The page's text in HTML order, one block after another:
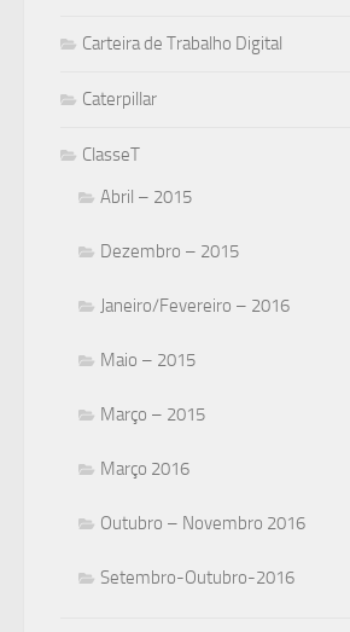
Carteira de Trabalho Digital
Caterpillar
ClasseT
Abril – 2015
Dezembro – 2015
Janeiro/Fevereiro – 2016
Maio – 2015
Março – 2015
Março 2016
Outubro – Novembro 2016
Setembro-Outubro-2016